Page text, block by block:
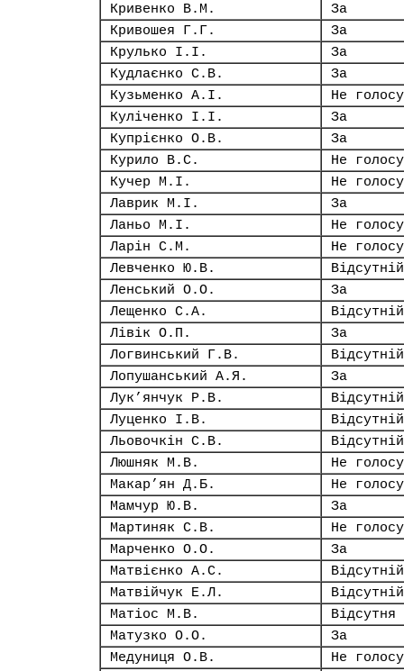
Кривенко В.М.
За
Кривошея Г.Г.
За
Крулько І.І.
За
Кудлаєнко С.В.
За
Кузьменко А.І.
Не
Куліченко І.І.
За
Купрієнко О.В.
За
Курило В.С.
Не
Кучер М.І.
Не
Лаврик М.І.
За
Ланьо М.І.
Не
Ларін С.М.
Не
Левченко Ю.В.
Відсутній
Ленський О.О.
За
Лещенко С.А.
Відсутній
Лівік О.П.
За
Логвинський Г.В.
Відсутній
Лопушанський А.Я.
За
Лук’янчук Р.В.
Відсутній
Луценко І.В.
Відсутній
Льовочкін С.В.
Відсутній
Люшняк М.В.
Не
Макар’ян Д.Б.
Не
Мамчур Ю.В.
За
Мартиняк С.В.
Не
Марченко О.О.
За
Матвієнко А.С.
Відсутній
Матвійчук Е.Л.
Відсутній
Матіос М.В.
Відсутня
Матузко О.О.
За
Медуниця О.В.
Не